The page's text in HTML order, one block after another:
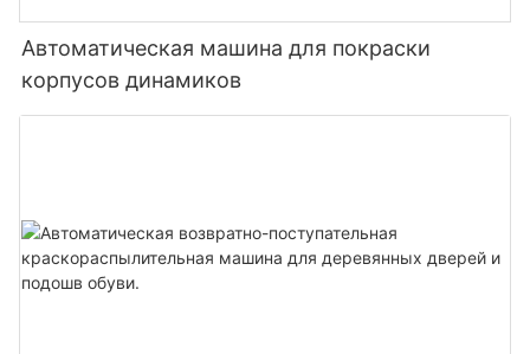
Автоматическая машина для покраски
корпусов динамиков